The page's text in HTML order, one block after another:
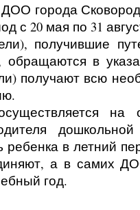
города
с 20 мая по 31
получившие
обращаются в
получают всю
на
в летний
а в самих
год.